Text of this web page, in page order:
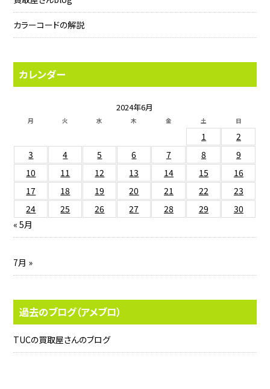
カラーコードの解説
カレンダー
2024年6月
月 火 水 木 金 土 日
1
2
3
4 5 6 7 8
9
10
11 12 13 14 15
16
17
18 19 20 21 22
23
24
25 26 27 28 29
30
« 5月
7月 »
過去のブログ（アメブロ）
TUCの買取屋さんのブログ